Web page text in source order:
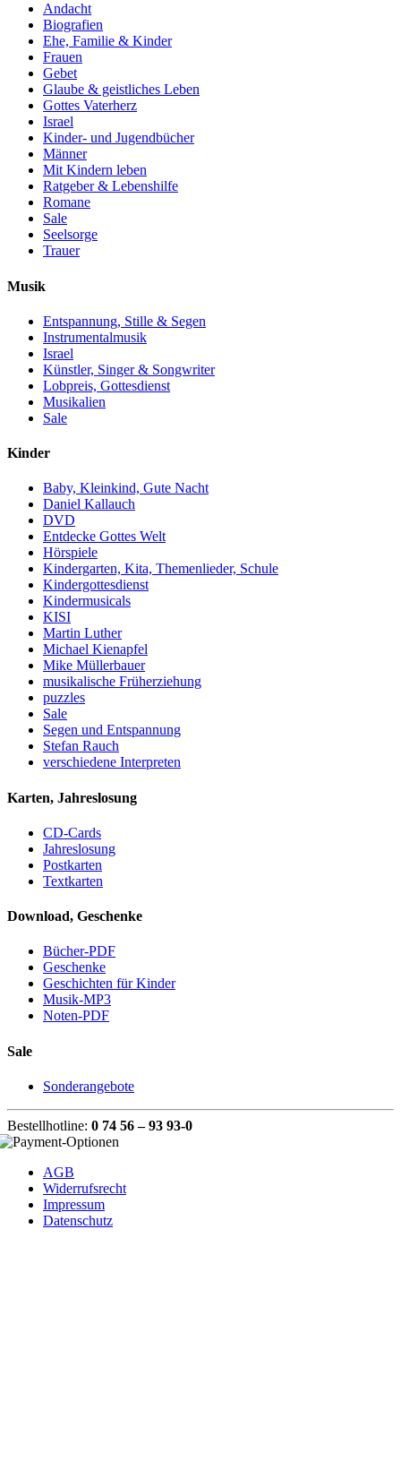
Andacht
Biografien
Ehe, Familie & Kinder
Frauen
Gebet
Glaube & geistliches Leben
Gottes Vaterherz
Israel
Kinder- und Jugendbücher
Männer
Mit Kindern leben
Ratgeber & Lebenshilfe
Romane
Sale
Seelsorge
Trauer
Musik
Entspannung, Stille & Segen
Instrumentalmusik
Israel
Künstler, Singer & Songwriter
Lobpreis, Gottesdienst
Musikalien
Sale
Kinder
Baby, Kleinkind, Gute Nacht
Daniel Kallauch
DVD
Entdecke Gottes Welt
Hörspiele
Kindergarten, Kita, Themenlieder, Schule
Kindergottesdienst
Kindermusicals
KISI
Martin Luther
Michael Kienapfel
Mike Müllerbauer
musikalische Früherziehung
puzzles
Sale
Segen und Entspannung
Stefan Rauch
verschiedene Interpreten
Karten, Jahreslosung
CD-Cards
Jahreslosung
Postkarten
Textkarten
Download, Geschenke
Bücher-PDF
Geschenke
Geschichten für Kinder
Musik-MP3
Noten-PDF
Sale
Sonderangebote
Bestellhotline: 0 74 56 – 93 93-0
AGB
Widerrufsrecht
Impressum
Datenschutz